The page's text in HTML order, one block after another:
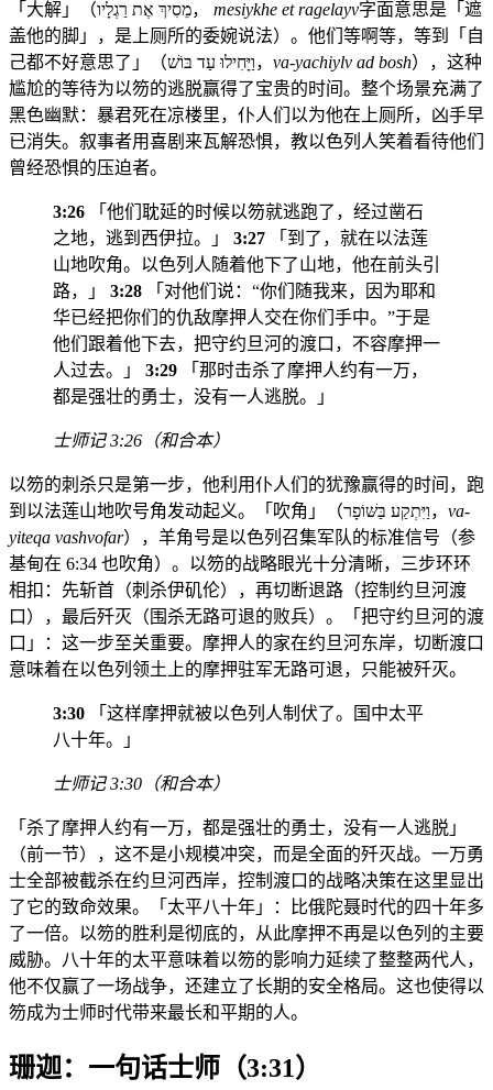
「大解」（מֵסִיךְ אֶת רַגְלָיו， mesiykhe et ragelayv字面意思是「遮
盖他的脚」，是上厕所的委婉说法）。他们等啊等，等到「自
己都不好意思了」（וַיָּחִילוּ עַד בּוֹשׁ， va-yachiylv ad bosh），这种
尴尬的等待为以笏的逃脱赢得了宝贵的时间。整个场景充满了
黑色幽默：暴君死在凉楼里，仆人们以为他在上厕所，凶手早
已消失。叙事者用喜剧来瓦解恐惧，教以色列人笑着看待他们
曾经恐惧的压迫者。
3:26 「他们耽延的时候以笏就逃跑了，经过凿石
之地，逃到西伊拉。」 3:27 「到了，就在以法莲
山地吹角。以色列人随着他下了山地，他在前头引
路，」 3:28 「对他们说：“你们随我来，因为耶和
华已经把你们的仇敌摩押人交在你们手中。”于是
他们跟着他下去，把守约旦河的渡口，不容摩押一
人过去。」 3:29 「那时击杀了摩押人约有一万，
都是强壮的勇士，没有一人逃脱。」
士师记 3:26（和合本）
以笏的刺杀只是第一步，他利用仆人们的犹豫赢得的时间，跑
到以法莲山地吹号角发动起义。「吹角」（וַיִּתְקַע בַּשּׁוֹפָר， va-
yiteqa vashvofar），羊角号是以色列召集军队的标准信号（参
基甸在 6:34 也吹角）。以笏的战略眼光十分清晰，三步环环
相扣：先斩首（刺杀伊矶伦），再切断退路（控制约旦河渡
口），最后歼灭（围杀无路可退的败兵）。「把守约旦河的渡
口」：这一步至关重要。摩押人的家在约旦河东岸，切断渡口
意味着在以色列领土上的摩押驻军无路可退，只能被歼灭。
3:30 「这样摩押就被以色列人制伏了。国中太平
八十年。」
士师记 3:30（和合本）
「杀了摩押人约有一万，都是强壮的勇士，没有一人逃脱」
（前一节），这不是小规模冲突，而是全面的歼灭战。一万勇
士全部被截杀在约旦河西岸，控制渡口的战略决策在这里显出
了它的致命效果。「太平八十年」：比俄陀聂时代的四十年多
了一倍。以笏的胜利是彻底的，从此摩押不再是以色列的主要
威胁。八十年的太平意味着以笏的影响力延续了整整两代人，
他不仅赢了一场战争，还建立了长期的安全格局。这也使得以
笏成为士师时代带来最长和平期的人。
珊迦：一句话士师（3:31）